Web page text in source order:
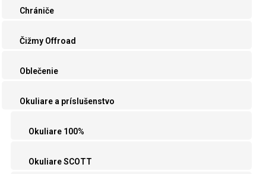
Chrániče
Čižmy Offroad
Oblečenie
Okuliare a príslušenstvo
Okuliare 100%
Okuliare SCOTT